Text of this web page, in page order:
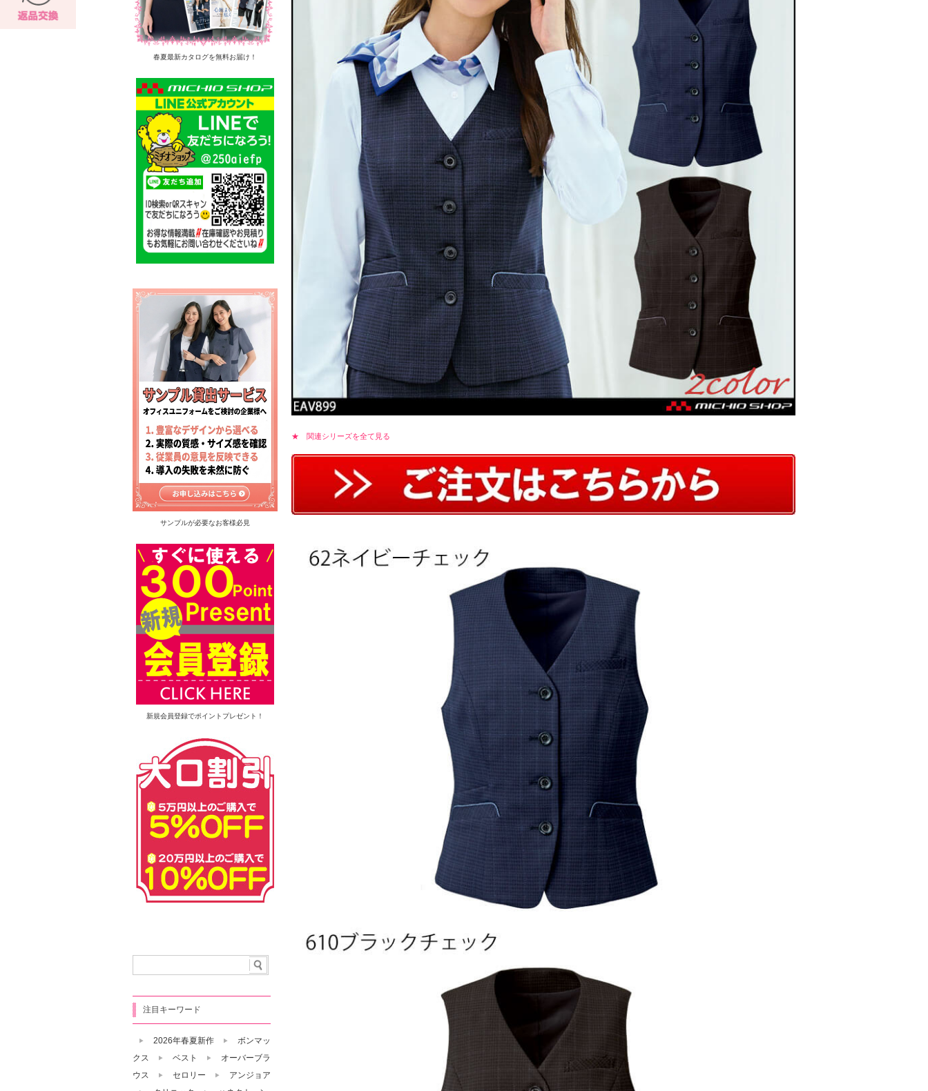
★ 関連シリーズを全て見る
春夏最新カタログを無料お届け！
サンプルが必要なお客様必見
新規会員登録でポイントプレゼント！
注目キーワード
2026年春夏新作
ボンマッ
クス
ベスト
オーバーブラ
ウス
セロリー
アンジョア